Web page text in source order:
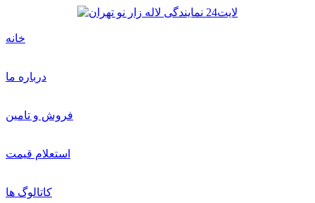
خانه
درباره ما
فروش و تامین
استعلام قیمت
کاتالوگ ها